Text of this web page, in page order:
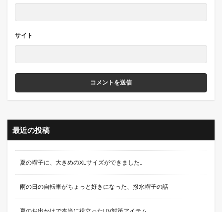
サイト
最近の投稿
夏の帽子に、大きめのXLサイズができました。
雨の日の自転車がちょっと好きになった、撥水帽子の話